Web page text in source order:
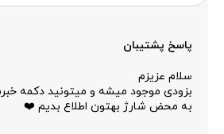
پاسخ پشتیبان
سلام عزیزم
بزودی موجود میشه و میتونید دکمه
به محض شارژ بهتون اطلاع بدیم ❤️